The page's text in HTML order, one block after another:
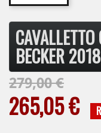
BECKER 2018
279,00 €
265,05 €